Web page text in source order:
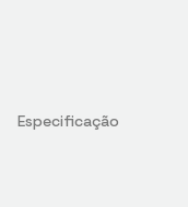
Especificação